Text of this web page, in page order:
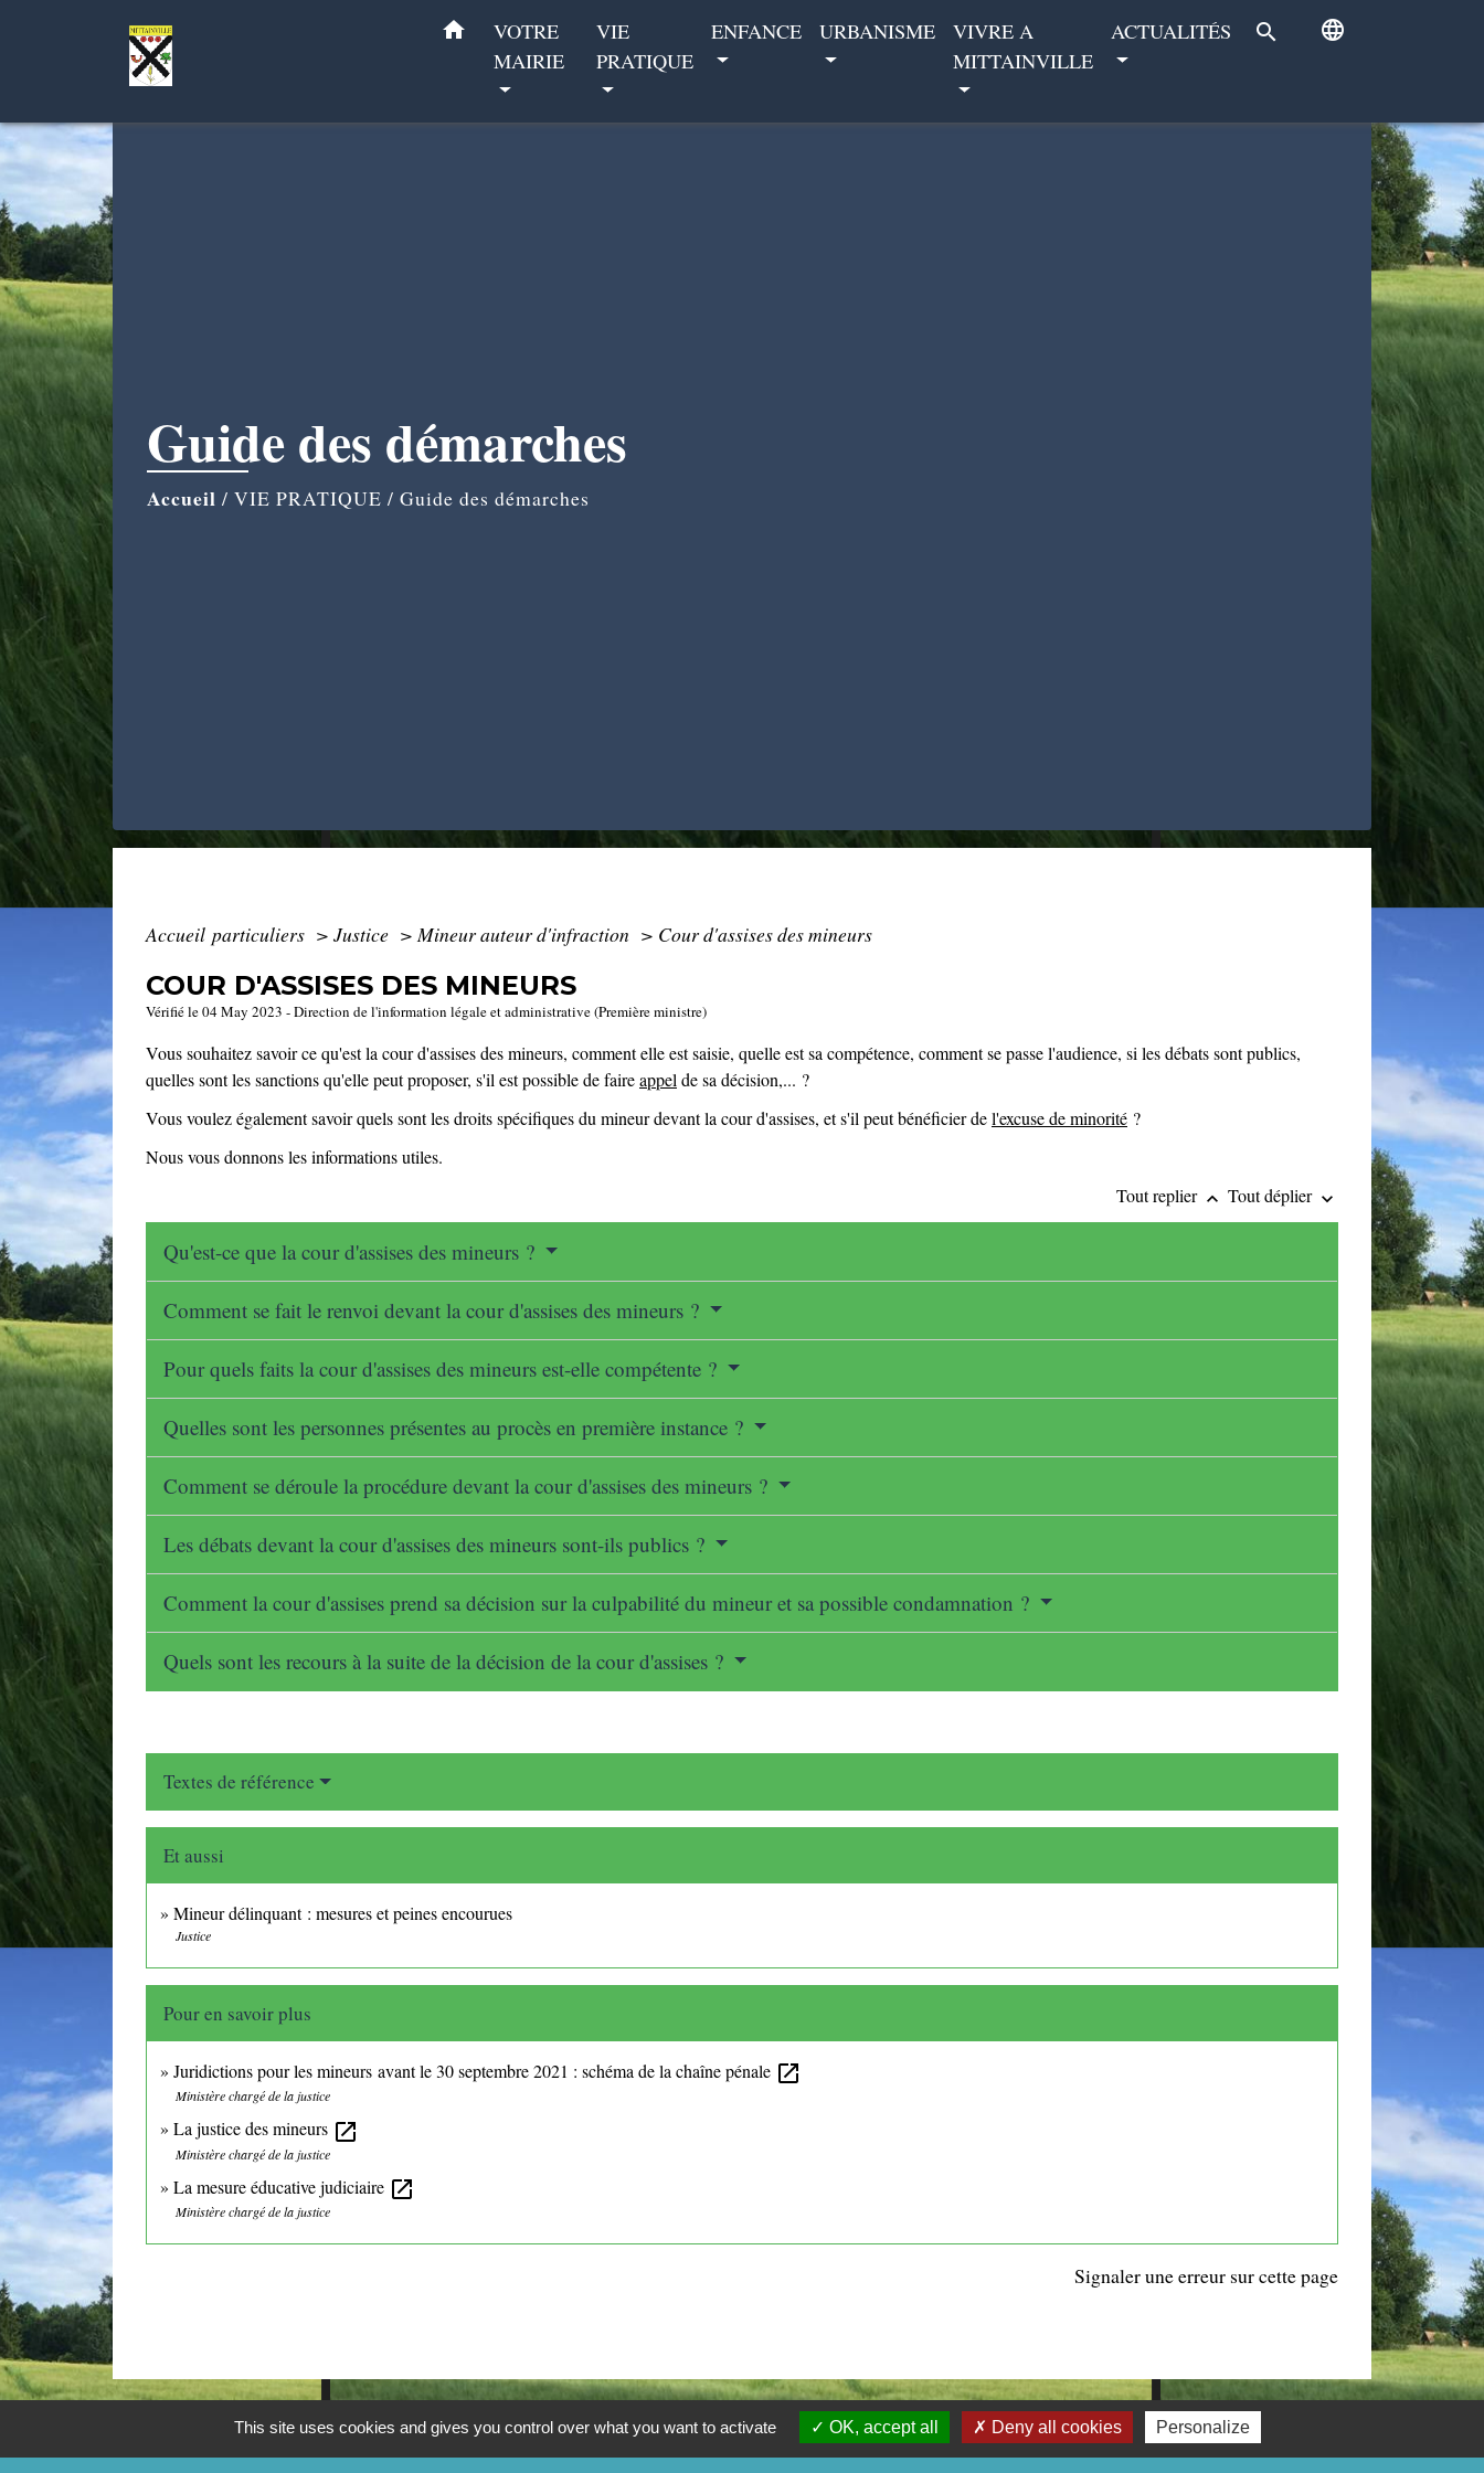
home
VOTRE
MAIRIE
VIE
PRATIQUE
ENFANCE URBANISME
VIVRE A
MITTAINVILLE
ACTUALITÉS search language
Guide des démarches
Accueil / VIE PRATIQUE / Guide des démarches
Accueil particuliers > Justice > Mineur auteur d'infraction > Cour d'assises des mineurs
COUR D'ASSISES DES MINEURS
Vérifié le 04 May 2023 - Direction de l'information légale et administrative (Première ministre)
Vous souhaitez savoir ce qu'est la cour d'assises des mineurs, comment elle est saisie, quelle est sa compétence, comment se passe l'audience, si les débats sont publics,
quelles sont les sanctions qu'elle peut proposer, s'il est possible de faireappel de sa décision,... ?
Vous voulez également savoir quels sont les droits spécifiques du mineur devant la cour d'assises, et s'il peut bénéficier del'excuse de minorité ?
Nous vous donnons les informations utiles.
Tout replier keyboard_arrow_up Tout déplier keyboard_arrow_down
Qu'est-ce que la cour d'assises des mineurs ?
Comment se fait le renvoi devant la cour d'assises des mineurs ?
Pour quels faits la cour d'assises des mineurs est-elle compétente ?
Quelles sont les personnes présentes au procès en première instance ?
Comment se déroule la procédure devant la cour d'assises des mineurs ?
Les débats devant la cour d'assises des mineurs sont-ils publics ?
Comment la cour d'assises prend sa décision sur la culpabilité du mineur et sa possible condamnation ?
Quels sont les recours à la suite de la décision de la cour d'assises ?
Textes de référence
Et aussi
Mineur délinquant : mesures et peines encourues
Justice
Pour en savoir plus
Juridictions pour les mineurs avant le 30 septembre 2021 : schéma de la chaîne pénale open_in_new
Ministère chargé de la justice
La justice des mineurs open_in_new
Ministère chargé de la justice
La mesure éducative judiciaire open_in_new
Ministère chargé de la justice
Signaler une erreur sur cette page
This site uses cookies and gives you control over what you want to activate OK, accept all Deny all cookies Personalize